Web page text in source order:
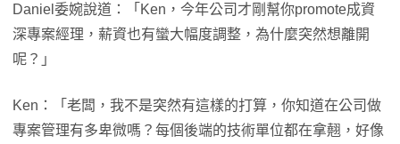
Daniel委婉說道：「Ken，今年公司才剛幫你promote成資
深專案經理，薪資也有蠻大幅度調整，為什麼突然想離開
呢？」
Ken：「老闆，我不是突然有這樣的打算，你知道在公司做
專案管理有多卑微嗎？每個後端的技術單位都在拿翹，好像